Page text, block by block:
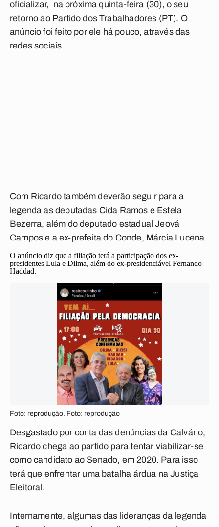
oficializar, na próxima quinta-feira (30), o seu
retorno ao Partido dos Trabalhadores (PT). O
anúncio foi feito por ele há pouco, através das
redes sociais.
Com Ricardo também deverão seguir para a
legenda as deputadas Cida Ramos e Estela
Bezerra, além do deputado estadual Jeová
Campos e a ex-prefeita do Conde, Márcia Lucena.
O anúncio diz que a filiação terá a participação dos ex-
presidentes Lula e Dilma, além do ex-presidenciável Fernando
Haddad.
Foto: reprodução. Foto: reprodução
Desgastado por conta das denúncias da Calvário,
Ricardo chega ao partido para tentar viabilizar-se
como candidato ao Senado, em 2020. Para isso
terá que enfrentar uma batalha árdua na Justiça
Eleitoral.
Internamente, algumas das lideranças da legenda